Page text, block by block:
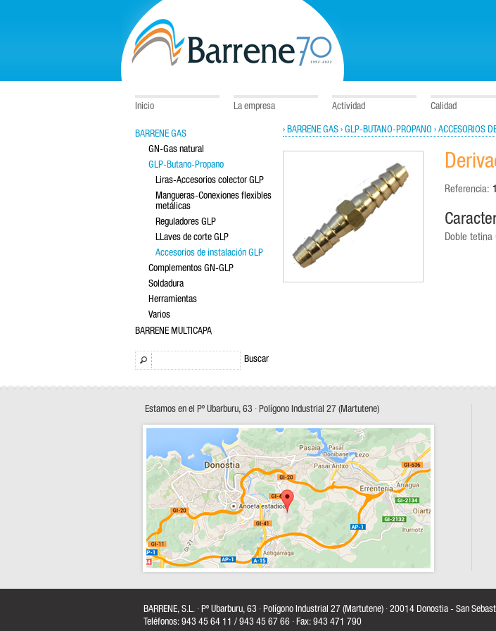
Inicio La empresa Actividad Calidad
BARRENE GAS
GN-Gas natural
GLP-Butano-Propano
Liras-Accesorios colector GLP
Mangueras-Conexiones flexibles
metálicas
Reguladores GLP
LLaves de corte GLP
Accesorios de instalación GLP
Complementos GN-GLP
Soldadura
Herramientas
Varios
BARRENE MULTICAPA
Buscar
› BARRENE GAS › GLP-BUTANO-PROPANO › ACCESORIOS
Referencia:
Doble
Estamos en el Pº Ubarburu, 63 · Polígono Industrial 27 (Martutene)
BARRENE, S.L. · Pº Ubarburu, 63 · Polígono Industrial 27 (Martutene) · 20014 Donostia - San
Teléfonos: 943 45 64 11 / 943 45 67 66 · Fax: 943 471 790